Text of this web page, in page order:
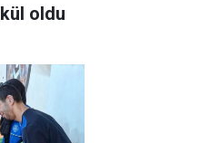
Konya'da yangın paniği! Ev kül oldu